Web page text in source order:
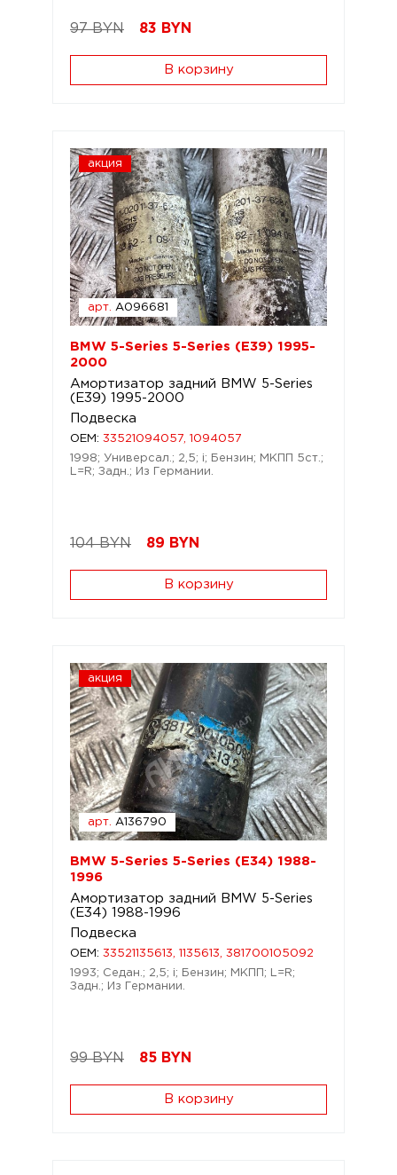
97 BYN 83 BYN
В корзину
акция
арт. A096681
BMW 5-Series 5-Series (E39) 1995-
2000
Амортизатор задний BMW 5-Series
(E39) 1995-2000
Подвеска
OEM: 33521094057, 1094057
1998; Универсал.; 2,5; i; Бензин; МКПП 5ст.;
L=R; Задн.; Из Германии.
104 BYN 89 BYN
В корзину
акция
арт. A136790
BMW 5-Series 5-Series (E34) 1988-
1996
Амортизатор задний BMW 5-Series
(E34) 1988-1996
Подвеска
OEM: 33521135613, 1135613, 381700105092
1993; Седан.; 2,5; i; Бензин; МКПП; L=R;
Задн.; Из Германии.
99 BYN 85 BYN
В корзину